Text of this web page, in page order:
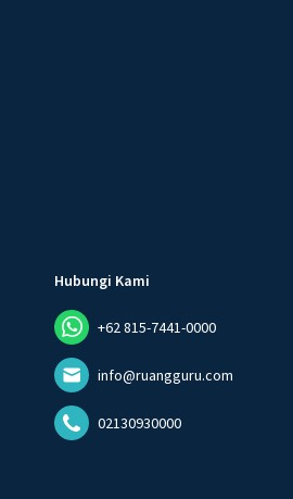
Hubungi Kami
+62 815-7441-0000
info@ruangguru.com
02130930000